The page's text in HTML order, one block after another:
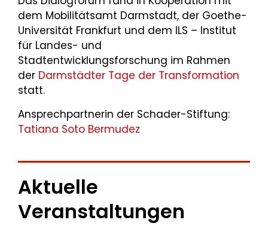
dem Mobilitätsamt Darmstadt, der Goethe-
Universität Frankfurt und dem ILS – Institut
für Landes- und
Stadtentwicklungsforschung im Rahmen
der Darmstädter Tage der Transformation
statt.
Ansprechpartnerin der Schader-Stiftung:
Tatiana Soto Bermudez
Aktuelle
Veranstaltungen